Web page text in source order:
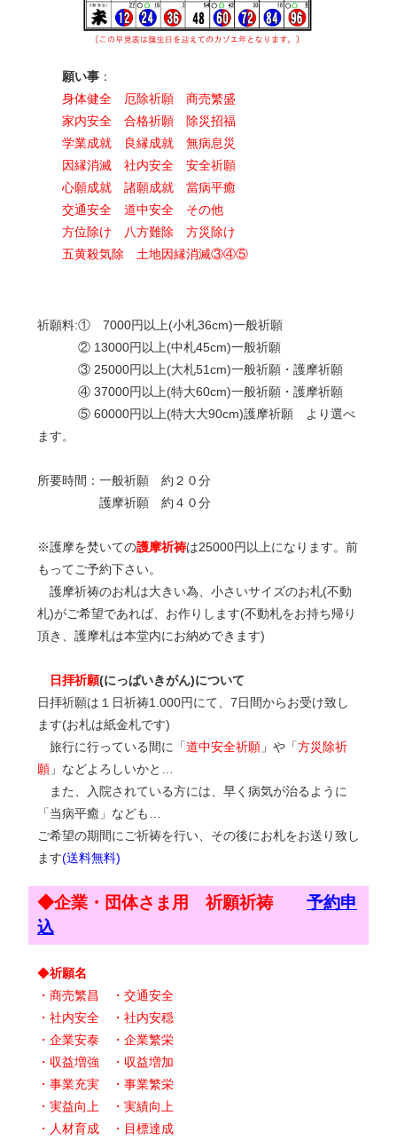
願い事 ：
身体健全 厄除祈願 商売繁盛
家内安全 合格祈願 除災招福
学業成就 良縁成就 無病息災
因縁消滅 社内安全 安全祈願
心願成就 諸願成就 當病平癒
交通安全 道中安全 その他
方位除け 八方難除 方災除け
五黄殺気除 土地因縁消滅③④⑤
祈願料:① 7000円以上(小札36cm)一般祈願
② 13000円以上(中札45cm)一般祈願
③ 25000円以上(大札51cm)一般祈願・護摩祈願
④ 37000円以上(特大60cm)一般祈願・護摩祈願
⑤ 60000円以上(特大大90cm)護摩祈願 より選べ
ます。
所要時間：一般祈願 約２０分
護摩祈願 約４０分
※護摩を焚いての護摩祈祷は25000円以上になります。前
もってご予約下さい。
護摩祈祷のお札は大きい為、小さいサイズのお札(不動
札)がご希望であれば、お作りします(不動札をお持ち帰り
頂き、護摩札は本堂内にお納めできます)
日拝祈願(にっぱいきがん)について
日拝祈願は１日祈祷1.000円にて、7日間からお受け致し
ます(お札は紙金札です)
旅行に行っている間に「道中安全祈願」や「方災除祈
願」などよろしいかと…
また、入院されている方には、早く病気が治るように
「当病平癒」なども…
ご希望の期間にご祈祷を行い、その後にお札をお送り致し
ます(送料無料)
◆企業・団体さま用 祈願祈祷 予約申
込
◆祈願名
・商売繁昌 ・交通安全
・社内安全 ・社内安穏
・企業安泰 ・企業繁栄
・収益増強 ・収益増加
・事業充実 ・事業繁栄
・実益向上 ・実績向上
・人材育成 ・目標達成